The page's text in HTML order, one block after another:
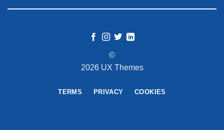
©
2026 UX Themes
TERMS PRIVACY COOKIES